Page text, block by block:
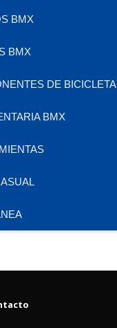
BMX
BMX
DE BICICLETA
BMX